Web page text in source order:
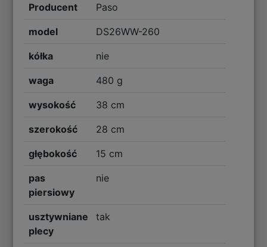
Producent Paso
model DS26WW-260
kółka nie
waga 480 g
wysokość 38 cm
szerokość 28 cm
głębokość 15 cm
pas
piersiowy
nie
usztywniane
plecy
tak